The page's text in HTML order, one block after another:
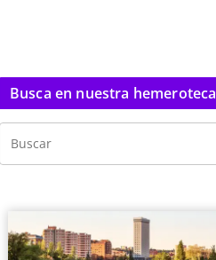
Busca en nuestra hemeroteca